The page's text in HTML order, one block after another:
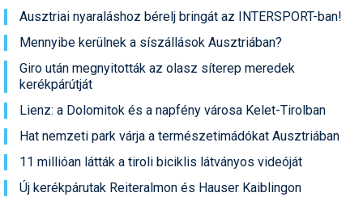
Ausztriai nyaraláshoz bérelj bringát az INTERSPORT-ban!
Mennyibe kerülnek a síszállások Ausztriában?
Giro után megnyitották az olasz síterep meredek
kerékpárútját
Lienz: a Dolomitok és a napfény városa Kelet-Tirolban
Hat nemzeti park várja a természetimádókat Ausztriában
11 millióan látták a tiroli biciklis látványos videóját
Új kerékpárutak Reiteralmon és Hauser Kaiblingon